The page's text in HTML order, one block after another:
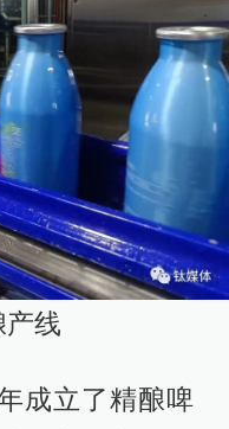
线
成立了精酿啤